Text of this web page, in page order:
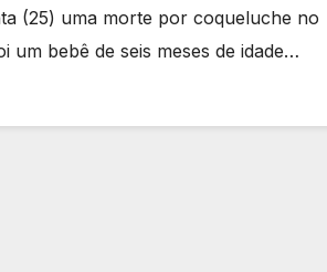
(25) uma morte por coqueluche no
um bebê de seis meses de idade…